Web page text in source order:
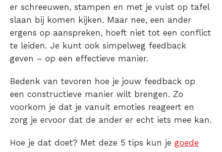
er schreeuwen, stampen en met je vuist op tafel
slaan bij komen kijken. Maar nee, een ander
ergens op aanspreken, hoeft niet tot een conflict
te leiden. Je kunt ook simpelweg feedback
geven – op een effectieve manier.
Bedenk van tevoren hoe je jouw feedback op
een constructieve manier wilt brengen. Zo
voorkom je dat je vanuit emoties reageert en
zorg je ervoor dat de ander er echt iets mee kan.
Hoe je dat doet? Met deze 5 tips kun je goede